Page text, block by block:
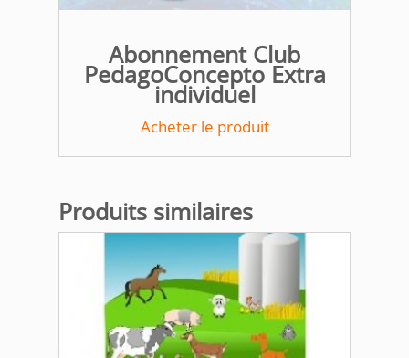
Abonnement Club
PedagoConcepto Extra
individuel
Acheter le produit
Produits similaires